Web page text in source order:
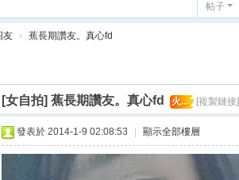
帖子
友 › 蕉長期讚友。真心fd
[女自拍] 蕉長期讚友。真心fd 火... [複製鏈接]
發表於 2014-1-9 02:08:53 顯示全部樓層